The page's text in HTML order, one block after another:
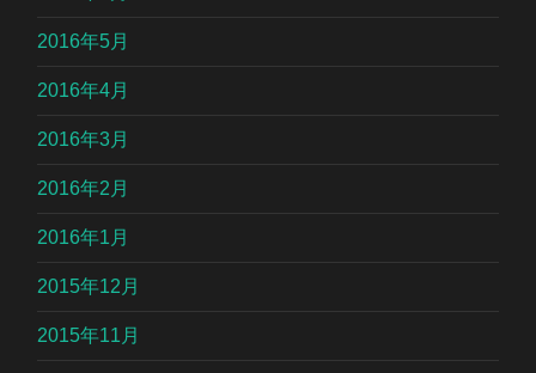
2016年5月
2016年4月
2016年3月
2016年2月
2016年1月
2015年12月
2015年11月